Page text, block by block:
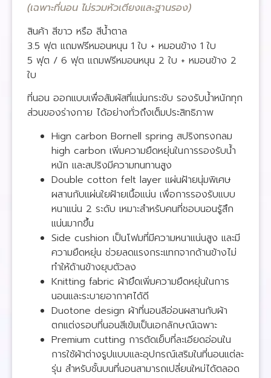
(เฉพาะที่นอน ไม่รวมหัวเตียงและฐานรอง)
สินค้า สีขาว หรือ สีน้ำตาล
3.5 ฟุต แถมฟรีหมอนหนุน 1 ใบ + หมอนข้าง 1 ใบ
5 ฟุต / 6 ฟุต แถมฟรีหมอนหนุน 2 ใบ + หมอนข้าง 2
ใบ
ที่นอน ออกแบบเพื่อสัมผัสที่แน่นกระชับ รองรับน้ำหนักทุก
ส่วนของร่างกาย ได้อย่างทั่วถึงเต็มประสิทธิภาพ
Hign carbon Bornell spring สปริงทรงกลม
high carbon เพิ่มความยืดหยุ่นในการรองรับน้ำ
หนัก และสปริงมีความทนทานสูง
Double cotton felt layer แผ่นฝ้ายนุ่มพิเศษ
ผสานกับแผ่นใยฝ้ายเนื้อแน่น เพื่อการรองรับแบบ
หนาแน่น 2 ระดับ เหมาะสำหรับคนที่ชอบนอนรู้สึก
แน่นมากขึ้น
Side cushion เป็นโฟมที่มีความหนาแน่นสูง และมี
ความยืดหยุ่น ช่วยลดแรงกระแทกจากด้านข้างไม่
ทำให้ด้านข้างยุบตัวลง
Knitting fabric ผ้ายึดเพิ่มความยืดหยุ่นในการ
นอนและระบายอากาศได้ดี
Duotone design ผ้าที่นอนสีอ่อนผสานกับผ้า
ตกแต่งรอบที่นอนสีเข้มเป็นเอกลักษณ์เฉพาะ
Premium cutting การตัดเย็บที่ละเอียดอ่อนใน
การใช้ผ้าต่างรูปแบบและอุปกรณ์เสริมในที่นอนแต่ละ
รุ่น สำหรับชั้นบนที่นอนสามารถเปลี่ยนใหม่ได้ตลอด